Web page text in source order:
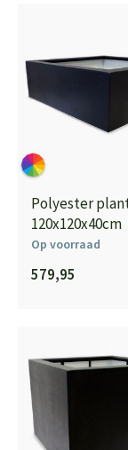
Polyester
120x120x40cm
Op voorraad
579,95